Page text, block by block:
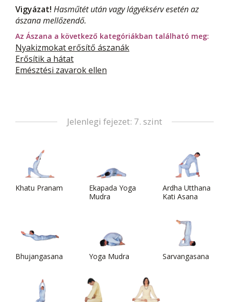
Vigyázat! Hasműtét után vagy lágyéksérv esetén az
ászana mellőzendő.
Az Ászana a következő kategóriákban található meg:
Nyakizmokat erősítő ászanák
Erősítik a hátat
Emésztési zavarok ellen
Jelenlegi fejezet: 7. szint
Khatu Pranam
Ekapada Yoga
Mudra
Ardha Utthana
Kati Asana
Bhujangasana Yoga Mudra Sarvangasana